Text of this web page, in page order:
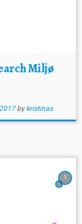
Miljø
by kristinas
1